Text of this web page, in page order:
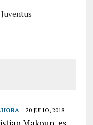
Juventus
20 JULIO, 2018